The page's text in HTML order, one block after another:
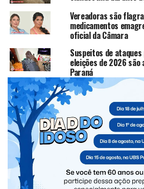
Vereadoras são
medicamentos
oficial da Câmara
Suspeitos de
eleições de 2026 são
Paraná
Polícia Civil apura
privado e crimes
adolescentes em
CLIQUE PARA